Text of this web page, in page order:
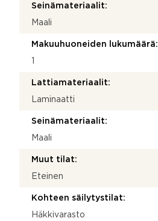
Seinämateriaalit:
Maali
Makuuhuoneiden lukumäärä:
Lattiamateriaalit:
Laminaatti
Seinämateriaalit:
Maali
Muut tilat:
Eteinen
Kohteen säilytystilat:
Häkkivarasto